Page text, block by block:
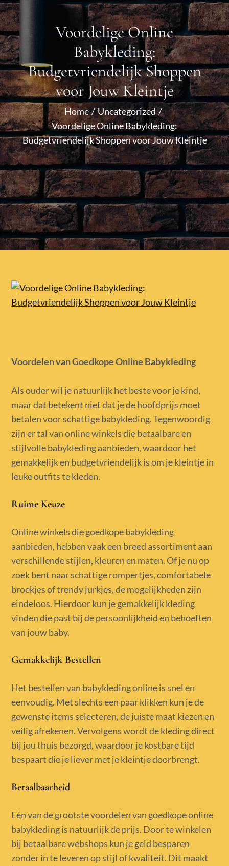
Voordelige Online
Babykleding:
Budgetvriendelijk Shoppen
voor Jouw Kleintje
Home
Uncategorized
Voordelige Online Babykleding:
Budgetvriendelijk Shoppen voor Jouw Kleintje
Voordelen van Goedkope Online Babykleding
Als ouder wil je natuurlijk het beste voor je kind,
maar dat betekent niet dat je de hoofdprijs moet
betalen voor schattige babykleding. Tegenwoordig
zijn er tal van online winkels die betaalbare en
stijlvolle babykleding aanbieden, waardoor het
gemakkelijk en budgetvriendelijk is om je kleintje in
leuke outfits te kleden.
Ruime Keuze
Online winkels die goedkope babykleding
aanbieden, hebben vaak een breed assortiment aan
verschillende stijlen, kleuren en maten. Of je nu op
zoek bent naar schattige rompertjes, comfortabele
broekjes of trendy jurkjes, de mogelijkheden zijn
eindeloos. Hierdoor kun je gemakkelijk kleding
vinden die past bij de persoonlijkheid en behoeften
van jouw baby.
Gemakkelijk Bestellen
Het bestellen van babykleding online is snel en
eenvoudig. Met slechts een paar klikken kun je de
gewenste items selecteren, de juiste maat kiezen en
veilig afrekenen. Vervolgens wordt de kleding direct
bij jou thuis bezorgd, waardoor je kostbare tijd
bespaart die je liever met je kleintje doorbrengt.
Betaalbaarheid
Eén van de grootste voordelen van goedkope online
babykleding is natuurlijk de prijs. Door te winkelen
bij betaalbare webshops kun je geld besparen
zonder in te leveren op stijl of kwaliteit. Dit maakt